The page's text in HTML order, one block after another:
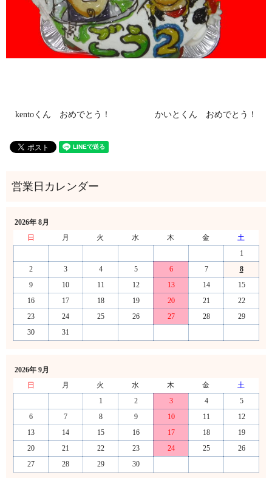
kentoくん おめでとう！ かいとくん おめでとう！
2026年 8月
日
月 火 水 木 金
土
1
2
3 4 5 6 7
8
9
10 11 12 13 14
15
16
17 18 19 20 21
22
23
24 25 26 27 28
29
30
31
2026年 9月
日
月 火 水 木 金
土
1
2 3 4
5
6
7 8 9 10 11
12
13
14 15 16 17 18
19
20
21 22 23 24 25
26
27
28 29 30